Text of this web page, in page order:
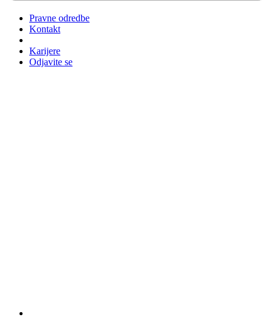
Pravne odredbe
Kontakt
Karijere
Odjavite se